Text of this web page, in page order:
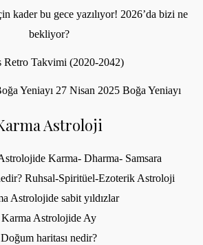
kader bu gece yazılıyor! 2026’da bizi ne
bekliyor?
Retro Takvimi (2020-2042)
Yeniayı 27 Nisan 2025 Boğa Yeniayı
Astroloji
Karma- Dharma- Samsara
Ruhsal-Spiritüel-Ezoterik Astroloji
Astrolojide sabit yıldızlar
Karma Astrolojide Ay
Doğum haritası nedir?